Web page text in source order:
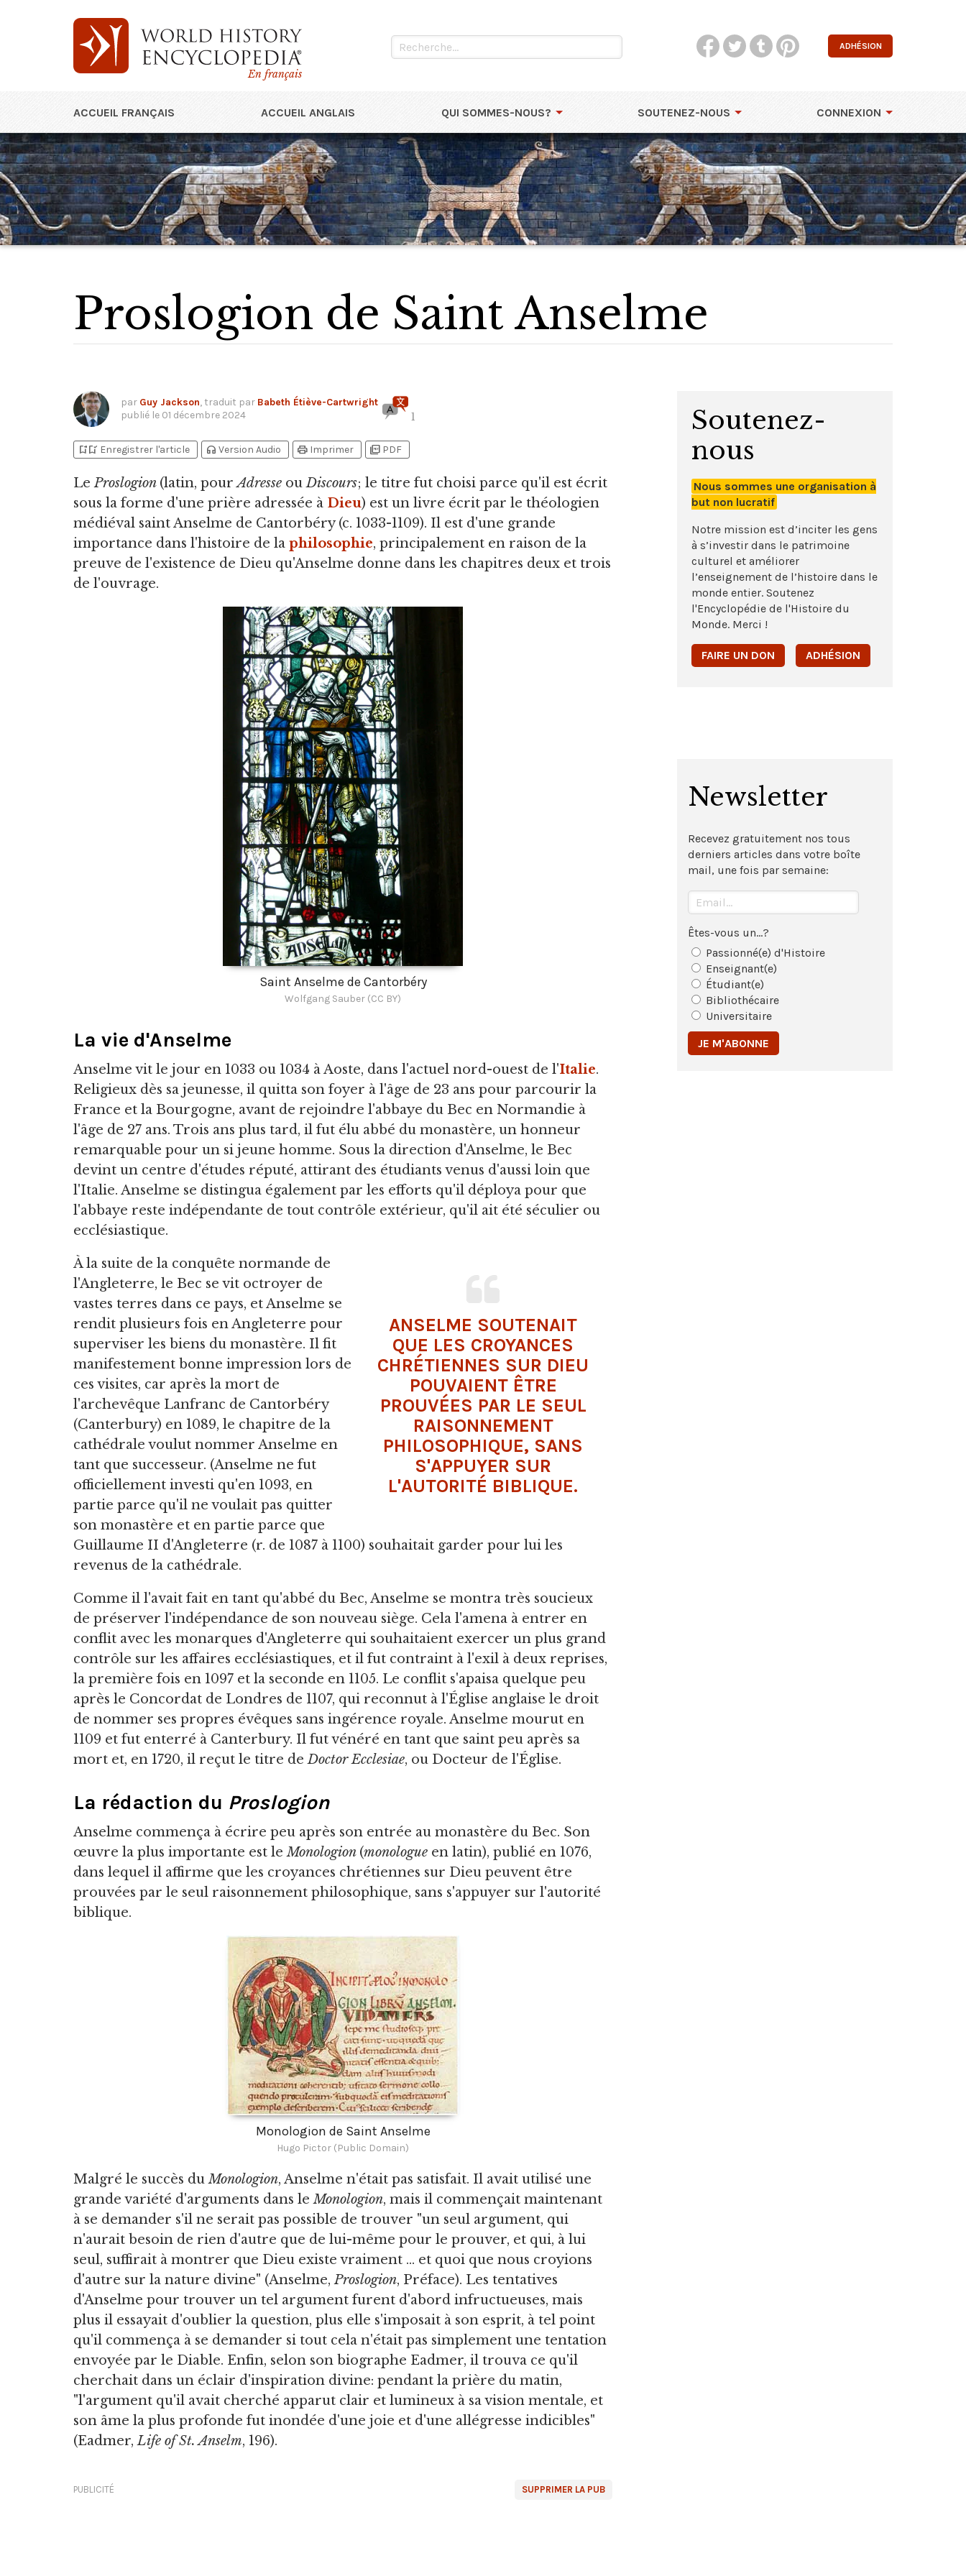
En français
ADHÉSION
ACCUEIL FRANÇAIS ACCUEIL ANGLAIS QUI SOMMES-NOUS? SOUTENEZ-NOUS CONNEXION
Proslogion de Saint Anselme
par Guy Jackson, traduit par Babeth Étiève-Cartwright
publié le 01 décembre 2024 1
bookmark_addbookmark_added Enregistrer l'article headphones Version Audio print Imprimer picture_as_pdf PDF
LeProslogion (latin, pourAdresse ouDiscours; le titre fut choisi parce qu'il est écrit
sous la forme d'une prière adressée à Dieu) est un livre écrit par le théologien
médiéval saint Anselme de Cantorbéry (c. 1033-1109). Il est d'une grande
importance dans l'histoire de la philosophie, principalement en raison de la
preuve de l'existence de Dieu qu'Anselme donne dans les chapitres deux et trois
de l'ouvrage.
Saint Anselme de Cantorbéry
Wolfgang Sauber (CC BY)
La vie d'Anselme
Anselme vit le jour en 1033 ou 1034 à Aoste, dans l'actuel nord-ouest de l'Italie.
Religieux dès sa jeunesse, il quitta son foyer à l'âge de 23 ans pour parcourir la
France et la Bourgogne, avant de rejoindre l'abbaye du Bec en Normandie à
l'âge de 27 ans. Trois ans plus tard, il fut élu abbé du monastère, un honneur
remarquable pour un si jeune homme. Sous la direction d'Anselme, le Bec
devint un centre d'études réputé, attirant des étudiants venus d'aussi loin que
l'Italie. Anselme se distingua également par les efforts qu'il déploya pour que
l'abbaye reste indépendante de tout contrôle extérieur, qu'il ait été séculier ou
ecclésiastique.
ANSELME SOUTENAIT
QUE LES CROYANCES
CHRÉTIENNES SUR DIEU
POUVAIENT ÊTRE
PROUVÉES PAR LE SEUL
RAISONNEMENT
PHILOSOPHIQUE, SANS
S'APPUYER SUR
L'AUTORITÉ BIBLIQUE.
À la suite de la conquête normande de
l'Angleterre, le Bec se vit octroyer de
vastes terres dans ce pays, et Anselme se
rendit plusieurs fois en Angleterre pour
superviser les biens du monastère. Il fit
manifestement bonne impression lors de
ces visites, car après la mort de
l'archevêque Lanfranc de Cantorbéry
(Canterbury) en 1089, le chapitre de la
cathédrale voulut nommer Anselme en
tant que successeur. (Anselme ne fut
officiellement investi qu'en 1093, en
partie parce qu'il ne voulait pas quitter
son monastère et en partie parce que
Guillaume II d'Angleterre (r. de 1087 à 1100) souhaitait garder pour lui les
revenus de la cathédrale.
Comme il l'avait fait en tant qu'abbé du Bec, Anselme se montra très soucieux
de préserver l'indépendance de son nouveau siège. Cela l'amena à entrer en
conflit avec les monarques d'Angleterre qui souhaitaient exercer un plus grand
contrôle sur les affaires ecclésiastiques, et il fut contraint à l'exil à deux reprises,
la première fois en 1097 et la seconde en 1105. Le conflit s'apaisa quelque peu
après le Concordat de Londres de 1107, qui reconnut à l'Église anglaise le droit
de nommer ses propres évêques sans ingérence royale. Anselme mourut en
1109 et fut enterré à Canterbury. Il fut vénéré en tant que saint peu après sa
mort et, en 1720, il reçut le titre deDoctor Ecclesiae, ou Docteur de l'Église.
La rédaction du Proslogion
Anselme commença à écrire peu après son entrée au monastère du Bec. Son
œuvre la plus importante est leMonologion (monologue en latin), publié en 1076,
dans lequel il affirme que les croyances chrétiennes sur Dieu peuvent être
prouvées par le seul raisonnement philosophique, sans s'appuyer sur l'autorité
biblique.
Monologion de Saint Anselme
Hugo Pictor (Public Domain)
Malgré le succès duMonologion, Anselme n'était pas satisfait. Il avait utilisé une
grande variété d'arguments dans leMonologion, mais il commençait maintenant
à se demander s'il ne serait pas possible de trouver "un seul argument, qui
n'aurait besoin de rien d'autre que de lui-même pour le prouver, et qui, à lui
seul, suffirait à montrer que Dieu existe vraiment ... et quoi que nous croyions
d'autre sur la nature divine" (Anselme,Proslogion, Préface). Les tentatives
d'Anselme pour trouver un tel argument furent d'abord infructueuses, mais
plus il essayait d'oublier la question, plus elle s'imposait à son esprit, à tel point
qu'il commença à se demander si tout cela n'était pas simplement une tentation
envoyée par le Diable. Enfin, selon son biographe Eadmer, il trouva ce qu'il
cherchait dans un éclair d'inspiration divine: pendant la prière du matin,
"l'argument qu'il avait cherché apparut clair et lumineux à sa vision mentale, et
son âme la plus profonde fut inondée d'une joie et d'une allégresse indicibles"
(Eadmer,Life of St. Anselm, 196).
SUPPRIMER LA PUB
PUBLICITÉ
Soutenez-
nous
Nous sommes une organisation à
but non lucratif
Notre mission est d’inciter les gens
à s’investir dans le patrimoine
culturel et améliorer
l’enseignement de l’histoire dans le
monde entier. Soutenez
l'Encyclopédie de l'Histoire du
Monde. Merci !
FAIRE UN DON ADHÉSION
Newsletter
Recevez gratuitement nos tous
derniers articles dans votre boîte
mail, une fois par semaine:
Êtes-vous un...?
Passionné(e) d'Histoire
Enseignant(e)
Étudiant(e)
Bibliothécaire
Universitaire